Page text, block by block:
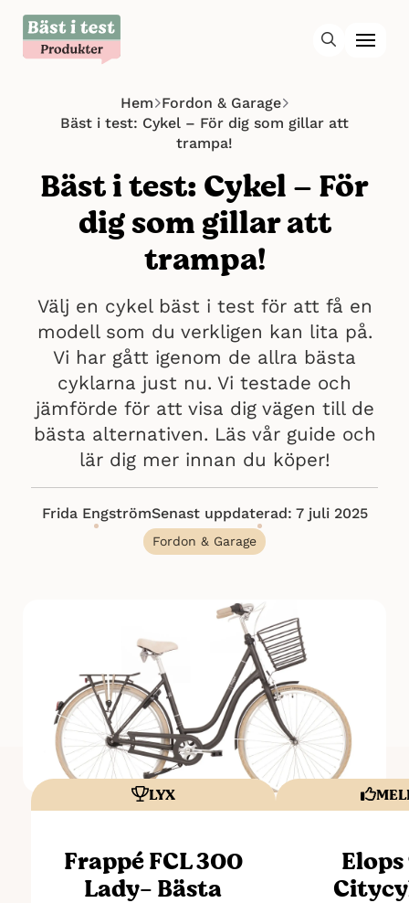
Hem Fordon & Garage
Bäst i test: Cykel – För dig som gillar att
trampa!
Bäst i test: Cykel – För
dig som gillar att
trampa!
Välj en cykel bäst i test för att få en
modell som du verkligen kan lita på.
Vi har gått igenom de allra bästa
cyklarna just nu. Vi testade och
jämförde för att visa dig vägen till de
bästa alternativen. Läs vår guide och
lär dig mer innan du köper!
Frida EngströmSenast uppdaterad: 7 juli 2025
Fordon & Garage
LYX
Frappé FCL 300
Lady- Bästa